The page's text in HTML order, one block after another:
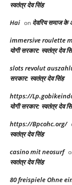
स्वतंत्र देव सिंह
Hai on देवरिय समाज के
immersive roulette
योगी सरकार: स्वतंत्र देव
slots revolut
सरकार: स्वतंत्र देव सिंह
https://
योगी सरकार: स्वतंत्र देव
https://Bpcohc.org/
स्वतंत्र देव सिंह
casino mit neosurf
स्वतंत्र देव सिंह
80 freispiele Ohne